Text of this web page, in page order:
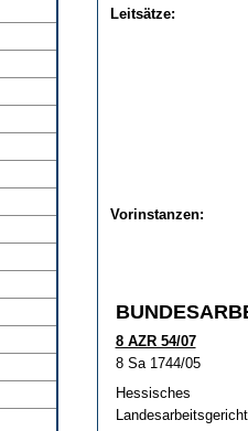
Leitsätze:
Vorinstanzen:
8 AZR 54/07
8 Sa 1744/05
Hes­si­sches
Lan­des­ar­beits­ge­richt